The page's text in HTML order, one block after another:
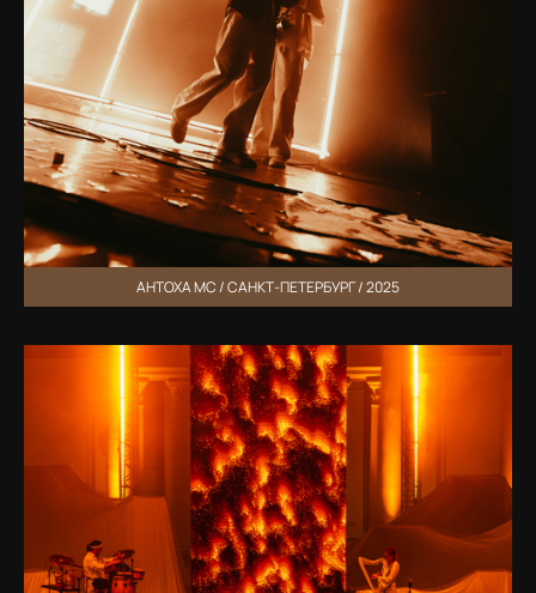
АНТОХА MC / САНКТ-ПЕТЕРБУРГ / 2025